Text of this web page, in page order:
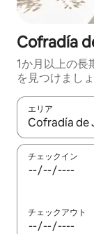
Cofradía
1か月以上の長
を見つけましょ
エリア
検索結果が表
チェックイン
チェックアウト